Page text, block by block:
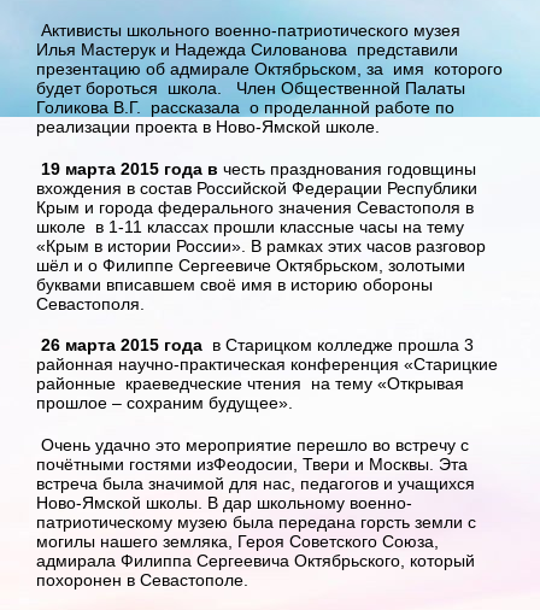
Активисты школьного военно-патриотического музея
Илья Мастерук и Надежда Силованова представили
презентацию об адмирале Октябрьском, за имя которого
будет бороться школа. Член Общественной Палаты
Голикова В.Г. рассказала о проделанной работе по
реализации проекта в Ново-Ямской школе.
19 марта 2015 года в честь празднования годовщины
вхождения в состав Российской Федерации Республики
Крым и города федерального значения Севастополя в
школе в 1-11 классах прошли классные часы на тему
«Крым в истории России». В рамках этих часов разговор
шёл и о Филиппе Сергеевиче Октябрьском, золотыми
буквами вписавшем своё имя в историю обороны
Севастополя.
26 марта 2015 года в Старицком колледже прошла 3
районная научно-практическая конференция «Старицкие
районные краеведческие чтения на тему «Открывая
прошлое – сохраним будущее».
Очень удачно это мероприятие перешло во встречу с
почётными гостями изФеодосии, Твери и Москвы. Эта
встреча была значимой для нас, педагогов и учащихся
Ново-Ямской школы. В дар школьному военно-
патриотическому музею была передана горсть земли с
могилы нашего земляка, Героя Советского Союза,
адмирала Филиппа Сергеевича Октябрьского, который
похоронен в Севастополе.